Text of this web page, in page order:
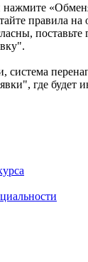
правила на
система
где будет